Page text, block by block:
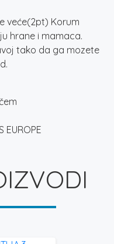
veće(2pt) Korum
hrane i mamaca.
tako da ga mozete
EUROPE